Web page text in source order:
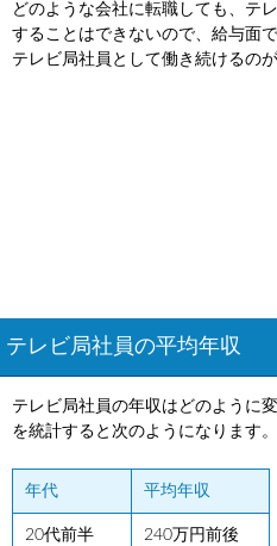
どのような会社に転職しても、テ
することはできないので、給与面
テレビ局社員として働き続けるの
テレビ局社員の平均年収
テレビ局社員の年収はどのように
を統計すると次のようになります。
年代 平均年収
20代前半 240万円前後